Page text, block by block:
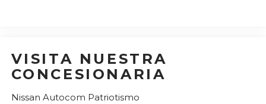
VISITA NUESTRA
CONCESIONARIA
Nissan Autocom Patriotismo